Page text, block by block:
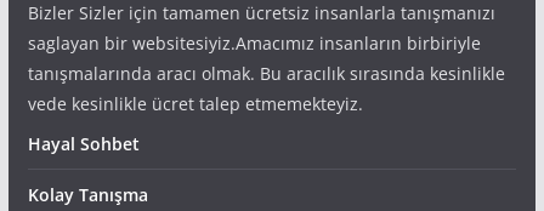
Bizler Sizler için tamamen ücretsiz insanlarla tanışmanızı
saglayan bir websitesiyiz.Amacımız insanların birbiriyle
tanışmalarında aracı olmak. Bu aracılık sırasında kesinlikle
vede kesinlikle ücret talep etmemekteyiz.
Hayal Sohbet
Kolay Tanışma